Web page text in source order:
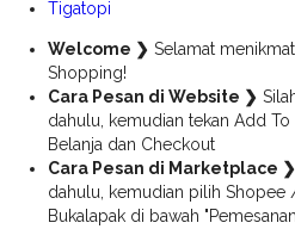
Tigatopi
Welcome ❯ Selamat
Shopping!
Cara Pesan di Website ❯
dahulu, kemudian tekan Add
Belanja dan Checkout
Cara Pesan di Marketplace ❯
dahulu, kemudian pilih
Bukalapak di bawah